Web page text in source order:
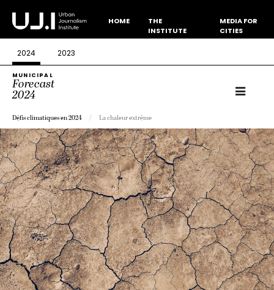
HOME
THE
INSTITUTE
MEDIA FOR
CITIES
2024 2023
MUNICIPAL
Forecast
2024
Défis climatiques en 2024 La chaleur extrême